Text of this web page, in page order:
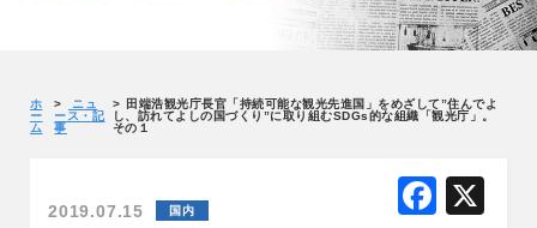
ホ
ー
ム
ニュ
ース・記
事
田端浩観光庁長官「持続可能な観光先進国」をめざして”住んでよ
し、訪れてよしの国づくり”に取り組むSDGs的な組織「観光庁」。
その１
2019.07.15 国内
F